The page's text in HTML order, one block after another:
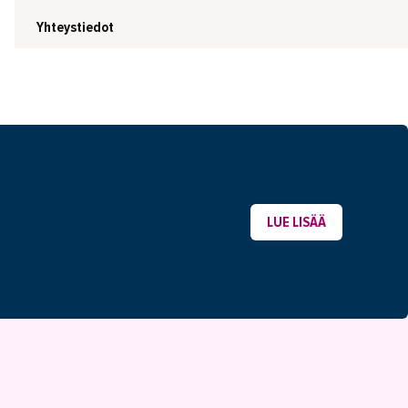
Yhteystiedot
LUE LISÄÄ